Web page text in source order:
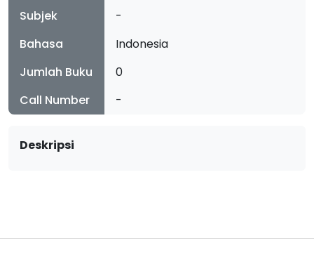
Subjek
-
Bahasa
Indonesia
Jumlah Buku
0
Call Number
-
Deskripsi